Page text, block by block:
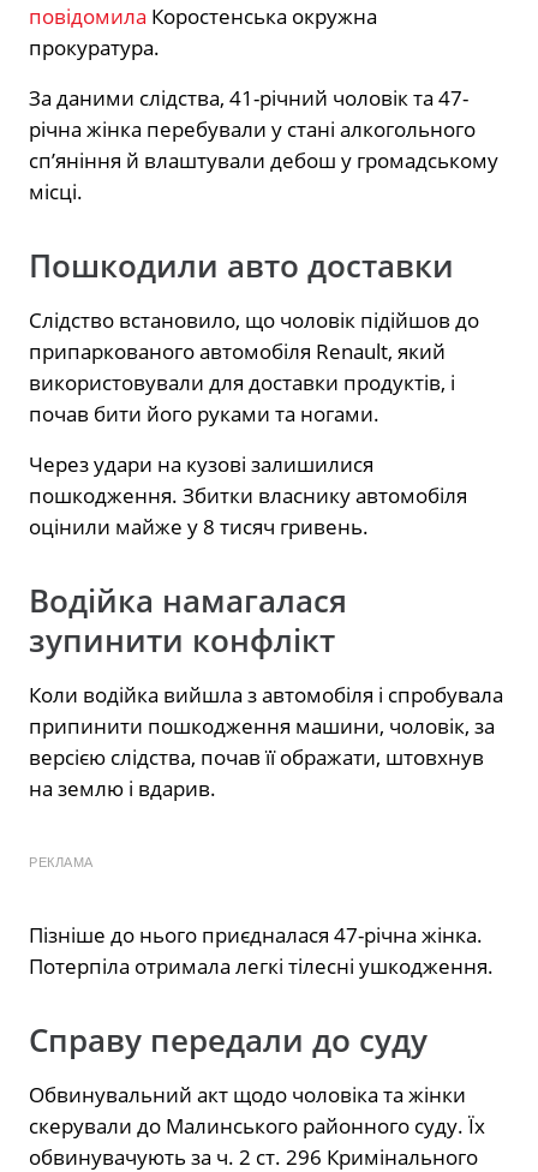
повідомила Коростенська окружна
прокуратура.
За даними слідства, 41-річний чоловік та 47-
річна жінка перебували у стані алкогольного
сп’яніння й влаштували дебош у громадському
місці.
Пошкодили авто доставки
Слідство встановило, що чоловік підійшов до
припаркованого автомобіля Renault, який
використовували для доставки продуктів, і
почав бити його руками та ногами.
Через удари на кузові залишилися
пошкодження. Збитки власнику автомобіля
оцінили майже у 8 тисяч гривень.
Водійка намагалася
зупинити конфлікт
Коли водійка вийшла з автомобіля і спробувала
припинити пошкодження машини, чоловік, за
версією слідства, почав її ображати, штовхнув
на землю і вдарив.
РЕКЛАМА
Пізніше до нього приєдналася 47-річна жінка.
Потерпіла отримала легкі тілесні ушкодження.
Справу передали до суду
Обвинувальний акт щодо чоловіка та жінки
скерували до Малинського районного суду. Їх
обвинувачують за ч. 2 ст. 296 Кримінального